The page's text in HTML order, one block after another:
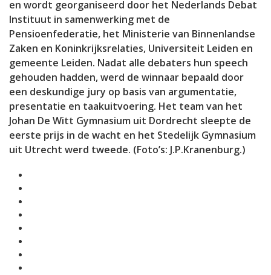
en wordt georganiseerd door het Nederlands Debat
Instituut in samenwerking met de
Pensioenfederatie, het Ministerie van Binnenlandse
Zaken en Koninkrijksrelaties, Universiteit Leiden en
gemeente Leiden. Nadat alle debaters hun speech
gehouden hadden, werd de winnaar bepaald door
een deskundige jury op basis van argumentatie,
presentatie en taakuitvoering. Het team van het
Johan De Witt Gymnasium uit Dordrecht sleepte de
eerste prijs in de wacht en het Stedelijk Gymnasium
uit Utrecht werd tweede. (Foto’s: J.P.Kranenburg.)